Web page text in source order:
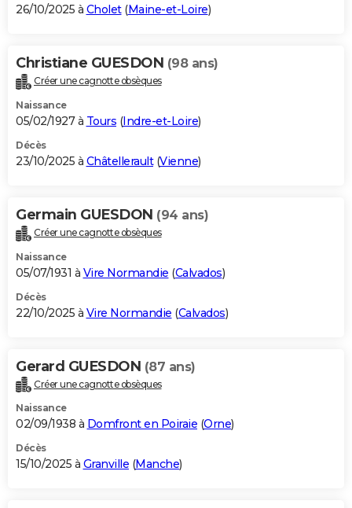
26/10/2025 à Cholet(Maine-et-Loire)
Christiane GUESDON (98 ans)
Créer une cagnotte obsèques
Naissance
05/02/1927 à Tours (Indre-et-Loire)
Décès
23/10/2025 à Châtellerault(Vienne)
Germain GUESDON (94 ans)
Créer une cagnotte obsèques
Naissance
05/07/1931 à Vire Normandie (Calvados)
Décès
22/10/2025 à Vire Normandie (Calvados)
Gerard GUESDON (87 ans)
Créer une cagnotte obsèques
Naissance
02/09/1938 à Domfront en Poiraie (Orne)
Décès
15/10/2025 à Granville (Manche)